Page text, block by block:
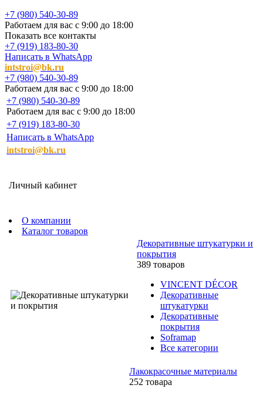
+7 (980) 540-30-89
Работаем для вас с 9:00 до 18:00
Показать все контакты
+7 (919) 183-80-30
Написать в WhatsApp
intstroi@bk.ru
+7 (980) 540-30-89
Работаем для вас с 9:00 до 18:00
+7 (980) 540-30-89
Работаем для вас с 9:00 до 18:00
+7 (919) 183-80-30
Написать в WhatsApp
intstroi@bk.ru
Личный кабинет
О компании
Каталог товаров
Декоративные штукатурки и
покрытия
389 товаров
VINCENT DÉCOR
Декоративные
штукатурки
Декоративные
покрытия
Soframap
Все категории
Лакокрасочные материалы
252 товара